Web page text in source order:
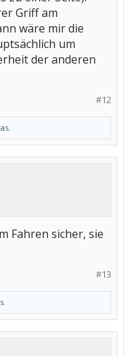
Griff am
wäre mir die
um
der anderen
#12
Fahren sicher, sie
#13